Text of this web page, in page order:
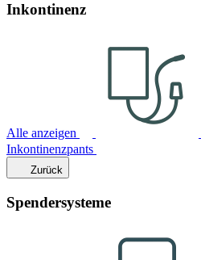
Inkontinenz
Alle anzeigen
Inkontinenzpants
Zurück
Spendersysteme